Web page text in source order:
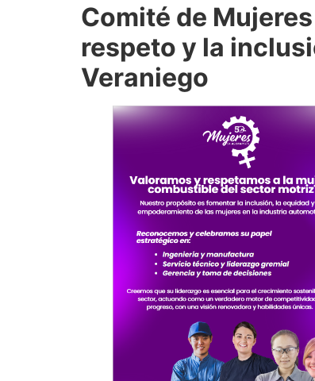
Comité de
respeto y la
Veraniego